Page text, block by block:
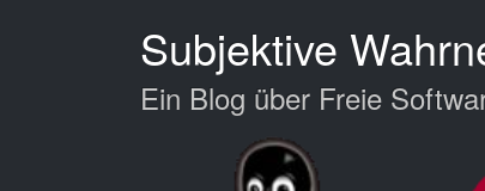
Subjektive
Ein Blog über Freie